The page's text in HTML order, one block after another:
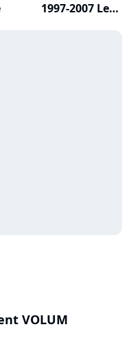
1997-2007 Les
VOLUM